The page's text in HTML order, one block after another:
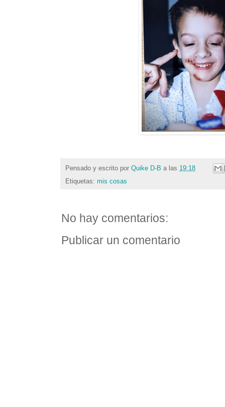
Pensado y escrito por Quike D-B a las 19:18
Etiquetas: mis cosas
No hay comentarios:
Publicar un comentario